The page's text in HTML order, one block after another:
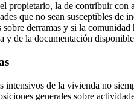
propietario, la de contribuir con
que no sean susceptibles de
derramas y si la
y de la documentación
intensivos de la vivienda no
generales sobre